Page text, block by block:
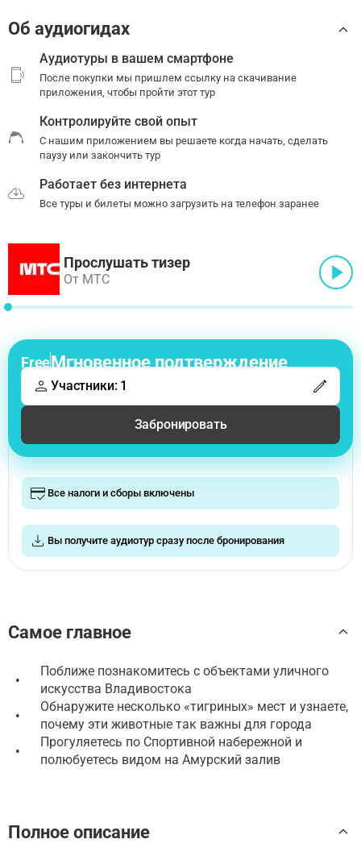
Об аудиогидах
Аудиотуры в вашем смартфоне
После покупки мы пришлем ссылку на скачивание
приложения, чтобы пройти этот тур
Контролируйте свой опыт
С нашим приложением вы решаете когда начать, сделать
паузу или закончить тур
Работает без интернета
Все туры и билеты можно загрузить на телефон заранее
Прослушать тизер
От МТС
FreeМгновенное подтверждение
Участники: 1
Забронировать
Все налоги и сборы включены
Вы получите аудиотур сразу после бронирования
Самое главное
•
Поближе познакомитесь с объектами уличного
искусства Владивостока
•
Обнаружите несколько «тигриных» мест и узнаете,
почему эти животные так важны для города
•
Прогуляетесь по Спортивной набережной и
полюбуетесь видом на Амурский залив
Полное описание